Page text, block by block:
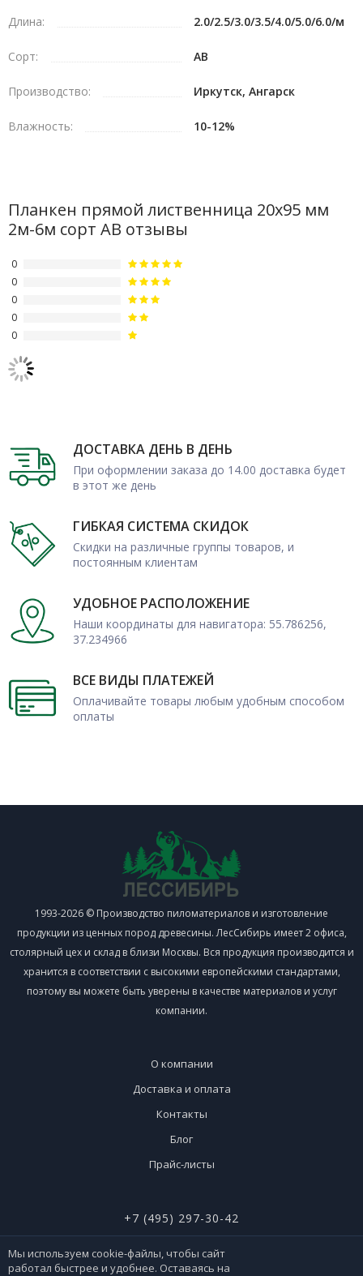
Сорт древесины – лиственница;
Применение
Купить прямой планкен из лиственницы можно
интерьеров, в изготовлении беседок и садовой мебели, при
организации настилов.
Длина: 2.0/2.5/3.0/3.5/4.0/5.0/6.0/м
Сорт: АВ
Производство: Иркутск, Ангарск
Влажность: 10-12%
Планкен прямой лиственница 20х95 мм
2м-6м сорт АВ отзывы
0
0
0
0
0
ДОСТАВКА ДЕНЬ В ДЕНЬ
При оформлении заказа до 14.00 доставка будет
в этот же день
ГИБКАЯ СИСТЕМА СКИДОК
Скидки на различные группы товаров, и
постоянным клиентам
УДОБНОЕ РАСПОЛОЖЕНИЕ
Наши координаты для навигатора: 55.786256,
37.234966
ВСЕ ВИДЫ ПЛАТЕЖЕЙ
Оплачивайте товары любым удобным способом
оплаты
1993-2026 © Производство пиломатериалов и изготовление
продукции из ценных пород древесины. ЛесСибирь имеет 2 офиса,
столярный цех и склад в близи Москвы. Вся продукция производится и
хранится в соответствии с высокими европейскими стандартами,
поэтому вы можете быть уверены в качестве материалов и услуг
компании.
О компании
Доставка и оплата
Контакты
Блог
Прайс-листы
+7 (495) 297-30-42
+7 (926) 365-51-90
Мы используем cookie-файлы, чтобы сайт
работал быстрее и удобнее. Оставаясь на